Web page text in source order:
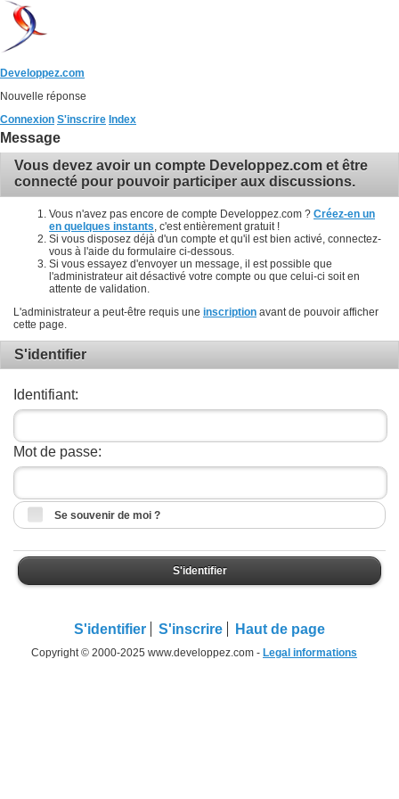
Developpez.com
Nouvelle réponse
Connexion S'inscrire Index
Message
Vous devez avoir un compte Developpez.com et être
connecté pour pouvoir participer aux discussions.
Vous n'avez pas encore de compte Developpez.com ? Créez-en un
en quelques instants , c'est entièrement gratuit !
Si vous disposez déjà d'un compte et qu'il est bien activé, connectez-
vous à l'aide du formulaire ci-dessous.
Si vous essayez d'envoyer un message, il est possible que
l'administrateur ait désactivé votre compte ou que celui-ci soit en
attente de validation.
L'administrateur a peut-être requis une inscription avant de pouvoir afficher
cette page.
S'identifier
Identifiant:
Mot de passe:
Se souvenir de moi ?
S'identifier
S'identifier S'inscrire Haut de page
Copyright © 2000-2025 www.developpez.com - Legal informations